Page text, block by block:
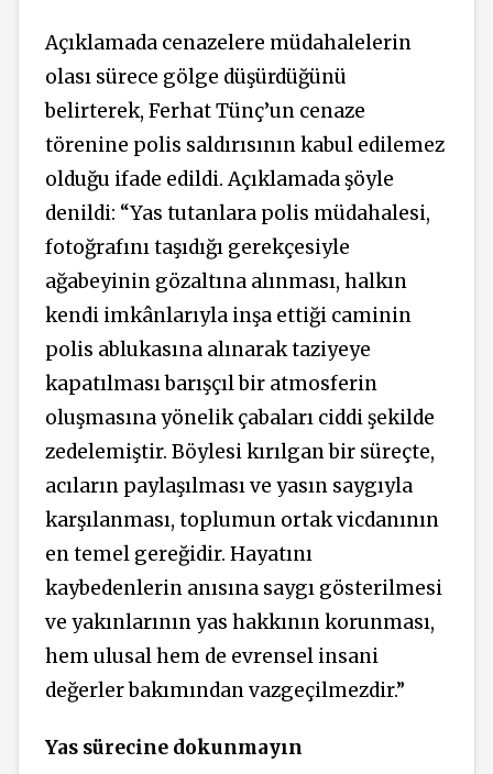
Açıklamada cenazelere müdahalelerin
olası sürece gölge düşürdüğünü
belirterek, Ferhat Tünç’un cenaze
törenine polis saldırısının kabul edilemez
olduğu ifade edildi. Açıklamada şöyle
denildi: “Yas tutanlara polis müdahalesi,
fotoğrafını taşıdığı gerekçesiyle
ağabeyinin gözaltına alınması, halkın
kendi imkânlarıyla inşa ettiği caminin
polis ablukasına alınarak taziyeye
kapatılması barışçıl bir atmosferin
oluşmasına yönelik çabaları ciddi şekilde
zedelemiştir. Böylesi kırılgan bir süreçte,
acıların paylaşılması ve yasın saygıyla
karşılanması, toplumun ortak vicdanının
en temel gereğidir. Hayatını
kaybedenlerin anısına saygı gösterilmesi
ve yakınlarının yas hakkının korunması,
hem ulusal hem de evrensel insani
değerler bakımından vazgeçilmezdir.”
Yas sürecine dokunmayın